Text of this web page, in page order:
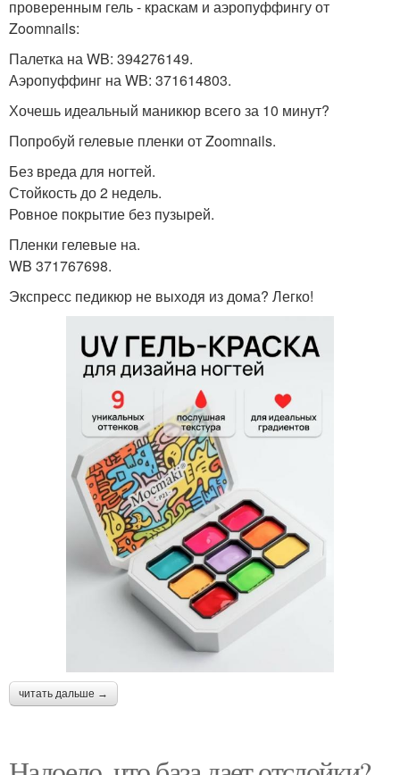
проверенным гель - краскам и аэропуффингу от
Zoomnails:
Палетка на WB: 394276149.
Аэропуффинг на WB: 371614803.
Хочешь идеальный маникюр всего за 10 минут?
Попробуй гелевые пленки от Zoomnails.
Без вреда для ногтей.
Стойкость до 2 недель.
Ровное покрытие без пузырей.
Пленки гелевые на.
WB 371767698.
Экспресс педикюр не выходя из дома? Легко!
читать дальше →